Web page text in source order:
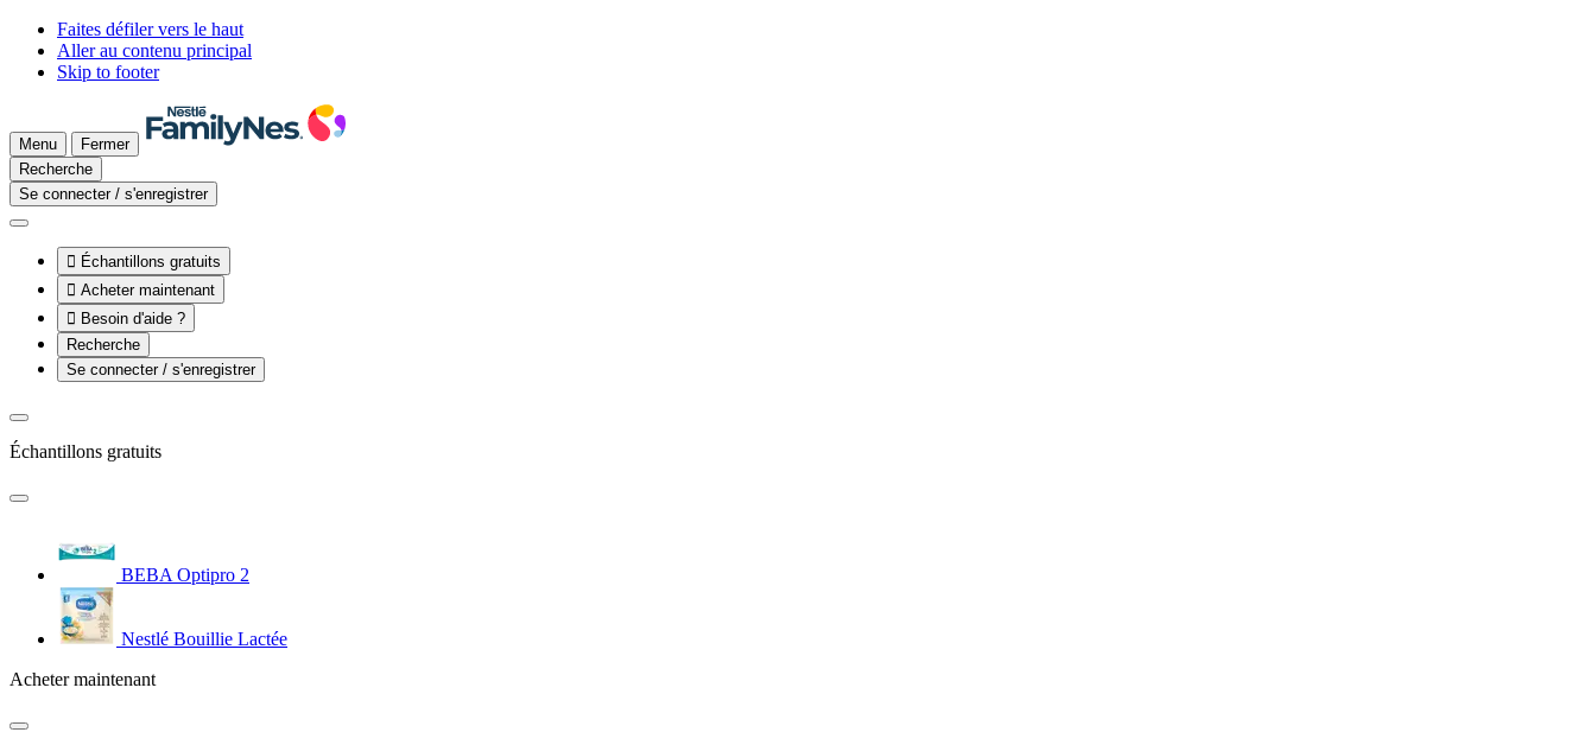
Faites défiler vers le haut
Aller au contenu principal
Skip to footer
Menu
Fermer
Recherche
Se connecter / s'enregistrer
 Échantillons gratuits
 Acheter maintenant
 Besoin d'aide ?
Recherche
Se connecter / s'enregistrer
Échantillons gratuits
BEBA Optipro 2
Nestlé Bouillie Lactée
Acheter maintenant